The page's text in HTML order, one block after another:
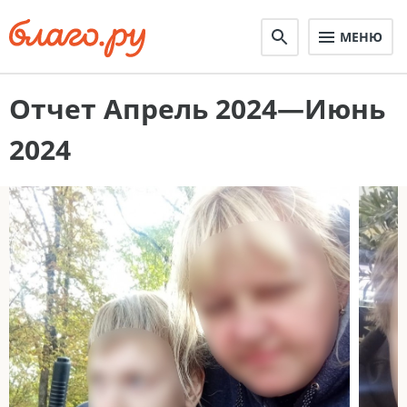
МЕНЮ
Отчет Апрель 2024—Июнь
2024